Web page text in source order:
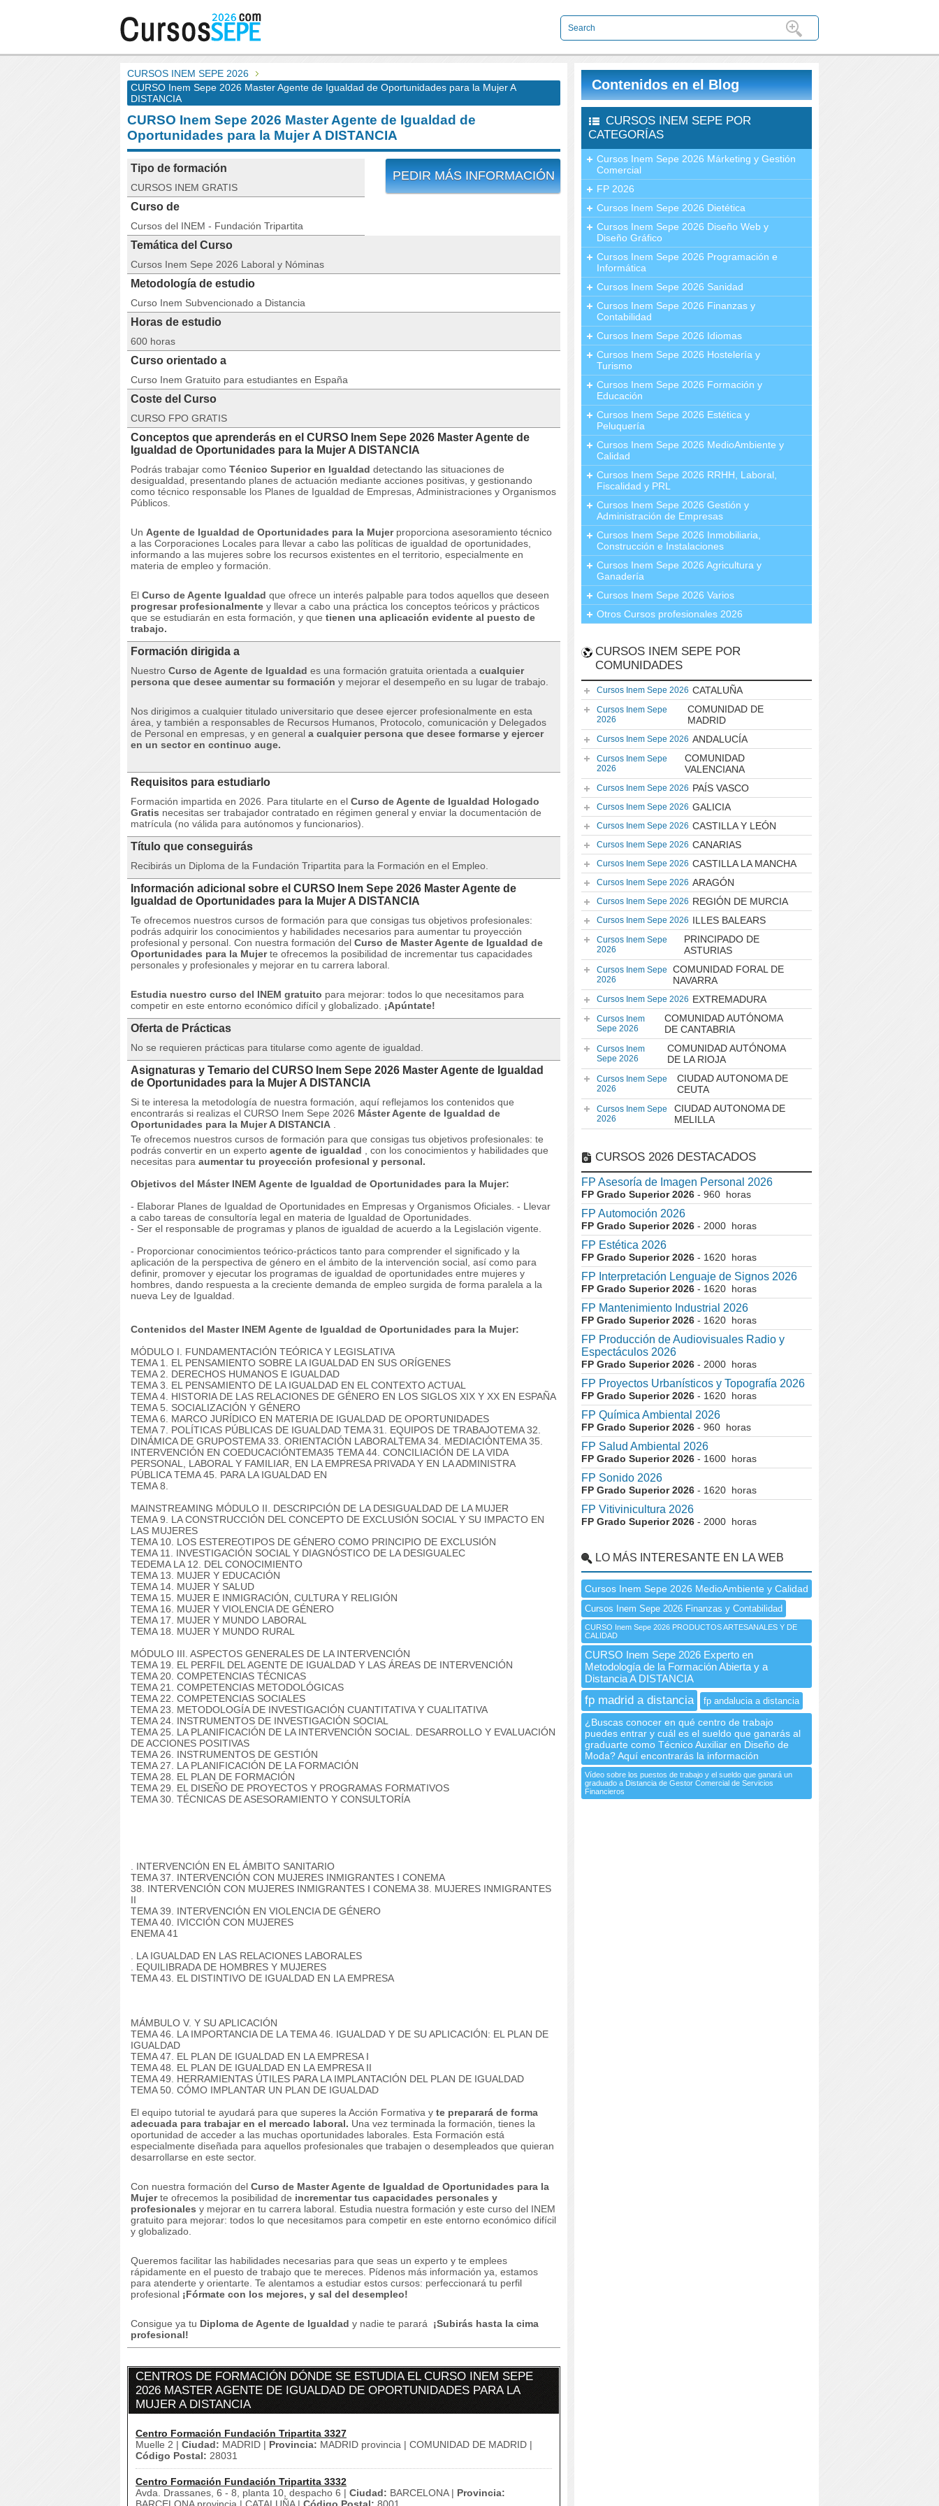
CURSOS INEM SEPE 2026
CURSO Inem Sepe 2026 Master Agente de Igualdad de Oportunidades para la Mujer A
DISTANCIA
CURSO Inem Sepe 2026 Master Agente de Igualdad de
Oportunidades para la Mujer A DISTANCIA
PEDIR MÁS INFORMACIÓN
Tipo de formación
CURSOS INEM GRATIS
Curso de
Cursos del INEM - Fundación Tripartita
Temática del Curso
Cursos Inem Sepe 2026 Laboral y Nóminas
Metodología de estudio
Curso Inem Subvencionado a Distancia
Horas de estudio
600 horas
Curso orientado a
Curso Inem Gratuito para estudiantes en España
Coste del Curso
CURSO FPO GRATIS
Conceptos que aprenderás en el CURSO Inem Sepe 2026 Master Agente de
Igualdad de Oportunidades para la Mujer A DISTANCIA
Podrás trabajar como Técnico Superior en Igualdad detectando las situaciones de
desigualdad, presentando planes de actuación mediante acciones positivas, y gestionando
como técnico responsable los Planes de Igualdad de Empresas, Administraciones y Organismos
Públicos.
Un Agente de Igualdad de Oportunidades para la Mujerproporciona asesoramiento técnico
a las Corporaciones Locales para llevar a cabo las políticas de igualdad de oportunidades,
informando a las mujeres sobre los recursos existentes en el territorio, especialmente en
materia de empleo y formación.
El Curso de Agente Igualdad que ofrece un interés palpable para todos aquellos que deseen
progresar profesionalmente y llevar a cabo una práctica los conceptos teóricos y prácticos
que se estudiarán en esta formación, y que tienen una aplicación evidente al puesto de
trabajo.
Formación dirigida a
Nuestro Curso de Agente de Igualdad es una formación gratuita orientada a cualquier
persona que desee aumentar su formación y mejorar el desempeño en su lugar de trabajo.
Nos dirigimos a cualquier titulado universitario que desee ejercer profesionalmente en esta
área, y también a responsables de Recursos Humanos, Protocolo, comunicación y Delegados
de Personal en empresas, y en general a cualquier persona que desee formarse y ejercer
en un sector en continuo auge.
Requisitos para estudiarlo
Formación impartida en 2026. Para titularte en el Curso de Agente de Igualdad Hologado
Gratis necesitas ser trabajador contratado en régimen general y enviar la documentación de
matrícula (no válida para autónomos y funcionarios).
Título que conseguirás
Recibirás un Diploma de la Fundación Tripartita para la Formación en el Empleo.
Información adicional sobre el CURSO Inem Sepe 2026 Master Agente de
Igualdad de Oportunidades para la Mujer A DISTANCIA
Te ofrecemos nuestros cursos de formación para que consigas tus objetivos profesionales:
podrás adquirir los conocimientos y habilidades necesarios para aumentar tu proyección
profesional y personal. Con nuestra formación del Curso de Master Agente de Igualdad de
Oportunidades para la Mujerte ofrecemos la posibilidad de incrementar tus capacidades
personales y profesionales y mejorar en tu carrera laboral.
Estudia nuestro curso del INEM gratuito para mejorar: todos lo que necesitamos para
competir en este entorno económico difícil y globalizado. ¡Apúntate!
Oferta de Prácticas
No se requieren prácticas para titularse como agente de igualdad.
Asignaturas y Temario del CURSO Inem Sepe 2026 Master Agente de Igualdad
de Oportunidades para la Mujer A DISTANCIA
Si te interesa la metodología de nuestra formación, aquí reflejamos los contenidos que
encontrarás si realizas el CURSO Inem Sepe 2026 Máster Agente de Igualdad de
Oportunidades para la Mujer A DISTANCIA
Te ofrecemos nuestros cursos de formación para que consigas tus objetivos profesionales: te
podrás convertir en un experto agente de igualdad , con los conocimientos y habilidades que
necesitas para aumentar tu proyección profesional y personal.
Objetivos del Máster INEM Agente de Igualdad de Oportunidades para la Mujer:
- Elaborar Planes de Igualdad de Oportunidades en Empresas y Organismos Oficiales. - Llevar
a cabo tareas de consultoría legal en materia de Igualdad de Oportunidades.
- Ser el responsable de programas y planos de igualdad de acuerdo a la Legislación vigente.
- Proporcionar conocimientos teórico-prácticos tanto para comprender el significado y la
aplicación de la perspectiva de género en el ámbito de la intervención social, así como para
definir, promover y ejecutar los programas de igualdad de oportunidades entre mujeres y
hombres, dando respuesta a la creciente demanda de empleo surgida de forma paralela a la
nueva Ley de Igualdad.
Contenidos del Master INEM Agente de Igualdad de Oportunidades para la Mujer:
MÓDULO I. FUNDAMENTACIÓN TEÓRICA Y LEGISLATIVA
TEMA 1. EL PENSAMIENTO SOBRE LA IGUALDAD EN SUS ORÍGENES
TEMA 2. DERECHOS HUMANOS E IGUALDAD
TEMA 3. EL PENSAMIENTO DE LA IGUALDAD EN EL CONTEXTO ACTUAL
TEMA 4. HISTORIA DE LAS RELACIONES DE GÉNERO EN LOS SIGLOS XIX Y XX EN ESPAÑA
TEMA 5. SOCIALIZACIÓN Y GÉNERO
TEMA 6. MARCO JURÍDICO EN MATERIA DE IGUALDAD DE OPORTUNIDADES
TEMA 7. POLÍTICAS PÚBLICAS DE IGUALDAD TEMA 31. EQUIPOS DE TRABAJOTEMA 32.
DINÁMICA DE GRUPOSTEMA 33. ORIENTACIÓN LABORAL TEMA 34. MEDIACIÓNTEMA 35.
INTERVENCIÓN EN COEDUCACIÓNTEMA35 TEMA 44. CONCILIACIÓN DE LA VIDA
PERSONAL, LABORAL Y FAMILIAR, EN LA EMPRESA PRIVADA Y EN LA ADMINISTRA
PÚBLICA TEMA 45. PARA LA IGUALDAD EN
TEMA 8.
MAINSTREAMING MÓDULO II. DESCRIPCIÓN DE LA DESIGUALDAD DE LA MUJER
TEMA 9. LA CONSTRUCCIÓN DEL CONCEPTO DE EXCLUSIÓN SOCIAL Y SU IMPACTO EN
LAS MUJERES
TEMA 10. LOS ESTEREOTIPOS DE GÉNERO COMO PRINCIPIO DE EXCLUSIÓN
TEMA 11. INVESTIGACIÓN SOCIAL Y DIAGNÓSTICO DE LA DESIGUALEC
TEDEMA LA 12. DEL CONOCIMIENTO
TEMA 13. MUJER Y EDUCACIÓN
TEMA 14. MUJER Y SALUD
TEMA 15. MUJER E INMIGRACIÓN, CULTURA Y RELIGIÓN
TEMA 16. MUJER Y VIOLENCIA DE GÉNERO
TEMA 17. MUJER Y MUNDO LABORAL
TEMA 18. MUJER Y MUNDO RURAL
MÓDULO III. ASPECTOS GENERALES DE LA INTERVENCIÓN
TEMA 19. EL PERFIL DEL AGENTE DE IGUALDAD Y LAS ÁREAS DE INTERVENCIÓN
TEMA 20. COMPETENCIAS TÉCNICAS
TEMA 21. COMPETENCIAS METODOLÓGICAS
TEMA 22. COMPETENCIAS SOCIALES
TEMA 23. METODOLOGÍA DE INVESTIGACIÓN CUANTITATIVA Y CUALITATIVA
TEMA 24. INSTRUMENTOS DE INVESTIGACIÓN SOCIAL
TEMA 25. LA PLANIFICACIÓN DE LA INTERVENCIÓN SOCIAL. DESARROLLO Y EVALUACIÓN
DE ACCIONES POSITIVAS
TEMA 26. INSTRUMENTOS DE GESTIÓN
TEMA 27. LA PLANIFICACIÓN DE LA FORMACIÓN
TEMA 28. EL PLAN DE FORMACIÓN
TEMA 29. EL DISEÑO DE PROYECTOS Y PROGRAMAS FORMATIVOS
TEMA 30. TÉCNICAS DE ASESORAMIENTO Y CONSULTORÍA
INTERVENCIÓN EN EL ÁMBITO SANITARIO
TEMA 37. INTERVENCIÓN CON MUJERES INMIGRANTES I CONEMA
38. INTERVENCIÓN CON MUJERES INMIGRANTES I CONEMA38. MUJERES INMIGRANTES
II
TEMA 39. INTERVENCIÓN EN VIOLENCIA DE GÉNERO
TEMA 40. IVICCIÓN CON MUJERES
ENEMA 41
LA IGUALDAD EN LAS RELACIONES LABORALES
EQUILIBRADA DE HOMBRES Y MUJERES
TEMA 43. EL DISTINTIVO DE IGUALDAD EN LA EMPRESA
MÁMBULO V. Y SU APLICACIÓN
TEMA 46. LA IMPORTANCIA DE LA TEMA 46. IGUALDAD Y DE SU APLICACIÓN: EL PLAN DE
IGUALDAD
TEMA 47. EL PLAN DE IGUALDAD EN LA EMPRESA I
TEMA 48. EL PLAN DE IGUALDAD EN LA EMPRESA II
TEMA 49. HERRAMIENTAS ÚTILES PARA LA IMPLANTACIÓN DEL PLAN DE IGUALDAD
TEMA 50. CÓMO IMPLANTAR UN PLAN DE IGUALDAD
El equipo tutorial te ayudará para que superes la Acción Formativa y te preparará de forma
adecuada para trabajar en el mercado laboral. Una vez terminada la formación, tienes la
oportunidad de acceder a las muchas oportunidades laborales. Esta Formación está
especialmente diseñada para aquellos profesionales que trabajen o desempleados que quieran
desarrollarse en este sector.
Con nuestra formación del Curso de Master Agente de Igualdad de Oportunidades para la
Mujerte ofrecemos la posibilidad de incrementar tus capacidades personales y
profesionales y mejorar en tu carrera laboral. Estudia nuestra formación y este curso del INEM
gratuito para mejorar: todos lo que necesitamos para competir en este entorno económico difícil
y globalizado.
Queremos facilitar las habilidades necesarias para que seas un experto y te emplees
rápidamente en el puesto de trabajo que te mereces. Pídenos más información ya, estamos
para atenderte y orientarte. Te alentamos a estudiar estos cursos: perfeccionará tu perfil
profesional ¡Fórmate con los mejores, y sal del desempleo!
Consigue ya tu Diploma de Agente de Igualdad y nadie te parará
¡Subirás hasta la cima
profesional!
CENTROS DE FORMACIÓN DÓNDE SE ESTUDIA EL CURSO INEM SEPE
2026 MASTER AGENTE DE IGUALDAD DE OPORTUNIDADES PARA LA
MUJER A DISTANCIA
Centro Formación Fundación Tripartita 3327
Muelle 2 | Ciudad: MADRID | Provincia: MADRID provincia | COMUNIDAD DE MADRID |
Código Postal: 28031
Centro Formación Fundación Tripartita 3332
Avda. Drassanes, 6 - 8, planta 10, despacho 6 | Ciudad: BARCELONA | Provincia:
Contenidos en el Blog
CURSOS INEM SEPE POR
CATEGORÍAS
Cursos Inem Sepe 2026 Márketing y Gestión
Comercial
FP 2026
Cursos Inem Sepe 2026 Dietética
Cursos Inem Sepe 2026 Diseño Web y
Diseño Gráfico
Cursos Inem Sepe 2026 Programación e
Informática
Cursos Inem Sepe 2026 Sanidad
Cursos Inem Sepe 2026 Finanzas y
Contabilidad
Cursos Inem Sepe 2026 Idiomas
Cursos Inem Sepe 2026 Hostelería y
Turismo
Cursos Inem Sepe 2026 Formación y
Educación
Cursos Inem Sepe 2026 Estética y
Peluquería
Cursos Inem Sepe 2026 MedioAmbiente y
Calidad
Cursos Inem Sepe 2026 RRHH, Laboral,
Fiscalidad y PRL
Cursos Inem Sepe 2026 Gestión y
Administración de Empresas
Cursos Inem Sepe 2026 Inmobiliaria,
Construcción e Instalaciones
Cursos Inem Sepe 2026 Agricultura y
Ganadería
Cursos Inem Sepe 2026 Varios
Otros Cursos profesionales 2026
CURSOS INEM SEPE POR
COMUNIDADES
Cursos Inem Sepe 2026 CATALUÑA
Cursos Inem Sepe
2026
COMUNIDAD DE
MADRID
Cursos Inem Sepe 2026 ANDALUCÍA
Cursos Inem Sepe
2026
COMUNIDAD
VALENCIANA
Cursos Inem Sepe 2026 PAÍS VASCO
Cursos Inem Sepe 2026 GALICIA
Cursos Inem Sepe 2026 CASTILLA Y LEÓN
Cursos Inem Sepe 2026 CANARIAS
Cursos Inem Sepe 2026 CASTILLA LA MANCHA
Cursos Inem Sepe 2026 ARAGÓN
Cursos Inem Sepe 2026 REGIÓN DE MURCIA
Cursos Inem Sepe 2026 ILLES BALEARS
Cursos Inem Sepe
2026
PRINCIPADO DE
ASTURIAS
Cursos Inem Sepe
2026
COMUNIDAD FORAL DE
NAVARRA
Cursos Inem Sepe 2026 EXTREMADURA
Cursos Inem
Sepe 2026
COMUNIDAD AUTÓNOMA
DE CANTABRIA
Cursos Inem
Sepe 2026
COMUNIDAD AUTÓNOMA
DE LA RIOJA
Cursos Inem Sepe
2026
CIUDAD AUTONOMA DE
CEUTA
Cursos Inem Sepe
2026
CIUDAD AUTONOMA DE
MELILLA
CURSOS 2026 DESTACADOS
FP Asesoría de Imagen Personal 2026
FP Grado Superior 2026 - 960 horas
FP Automoción 2026
FP Grado Superior 2026 - 2000 horas
FP Estética 2026
FP Grado Superior 2026 - 1620 horas
FP Interpretación Lenguaje de Signos 2026
FP Grado Superior 2026 - 1620 horas
FP Mantenimiento Industrial 2026
FP Grado Superior 2026 - 1620 horas
FP Producción de Audiovisuales Radio y
Espectáculos 2026
FP Grado Superior 2026 - 2000 horas
FP Proyectos Urbanísticos y Topografía 2026
FP Grado Superior 2026 - 1620 horas
FP Química Ambiental 2026
FP Grado Superior 2026 - 960 horas
FP Salud Ambiental 2026
FP Grado Superior 2026 - 1600 horas
FP Sonido 2026
FP Grado Superior 2026 - 1620 horas
FP Vitivinicultura 2026
FP Grado Superior 2026 - 2000 horas
LO MÁS INTERESANTE EN LA WEB
Cursos Inem Sepe 2026 MedioAmbiente y Calidad
Cursos Inem Sepe 2026 Finanzas y Contabilidad
CURSO Inem Sepe 2026 PRODUCTOS ARTESANALES Y DE
CALIDAD
CURSO Inem Sepe 2026 Experto en
Metodología de la Formación Abierta y a
Distancia A DISTANCIA
fp madrid a distancia fp andalucia a distancia
¿Buscas conocer en qué centro de trabajo
puedes entrar y cuál es el sueldo que ganarás al
graduarte como Técnico Auxiliar en Diseño de
Moda? Aquí encontrarás la información
Vídeo sobre los puestos de trabajo y el sueldo que ganará un
graduado a Distancia de Gestor Comercial de Servicios
Financieros